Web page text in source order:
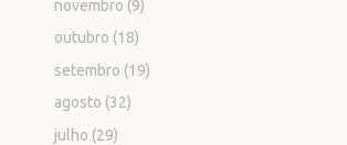
novembro (9)
outubro (18)
setembro (19)
agosto (32)
julho (29)